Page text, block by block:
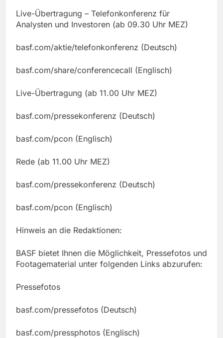
Live-Übertragung – Telefonkonferenz für
Analysten und Investoren (ab 09.30 Uhr MEZ)
basf.com/aktie/telefonkonferenz (Deutsch)
basf.com/share/conferencecall (Englisch)
Live-Übertragung (ab 11.00 Uhr MEZ)
basf.com/pressekonferenz (Deutsch)
basf.com/pcon (Englisch)
Rede (ab 11.00 Uhr MEZ)
basf.com/pressekonferenz (Deutsch)
basf.com/pcon (Englisch)
Hinweis an die Redaktionen:
BASF bietet Ihnen die Möglichkeit, Pressefotos und
Footagematerial unter folgenden Links abzurufen:
Pressefotos
basf.com/pressefotos (Deutsch)
basf.com/pressphotos (Englisch)